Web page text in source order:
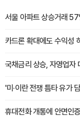
서울 아파트 상승거래
카드론 확대에도 수익성
국채금리 상승, 자영업자
'미·이란 전쟁 틈타 유가
휴대전화 개통에 안면인